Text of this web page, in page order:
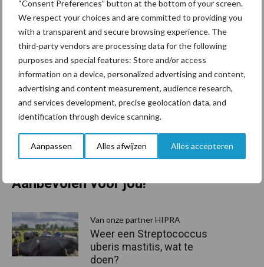
“Consent Preferences” button at the bottom of your screen.
We respect your choices and are committed to providing you
with a transparent and secure browsing experience. The
third-party vendors are processing data for the following
purposes and special features: Store and/or access
information on a device, personalized advertising and content,
advertising and content measurement, audience research,
and services development, precise geolocation data, and
identification through device scanning.
Aanpassen Alles afwijzen Alles accepteren
vaccinatie. Door te vaccineren tegen mastitis maakt een koe
afweerstoffen aan tegen de kiemen die mastitis veroorzaken
waardoor ze een infectie sneller en beter te lijf kan gaan. Het
vaccin Startvac® is werkzaam tegenE. colienStafylococcus
aureusmastitis, het nieuwe vaccin UBAC® helpt tegen mastitis
veroorzaakt doorStreptoccus uberis.
Wilt u meer informatieover de mogelijkheden van de
UDDERCHECK ®, neem dan contact op met uw eigen dierenarts
of direct met Hipra via het contact formulier.
Aanbevolen voor jou!
Van onze partner HIPRA
Weer een Streptococcus
uberis mastitis, wat te
doen?